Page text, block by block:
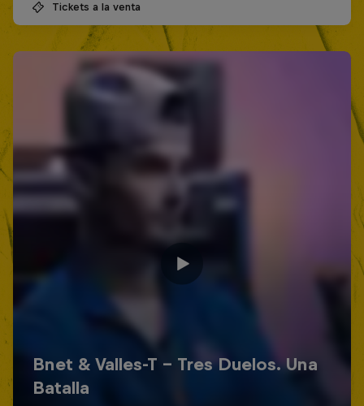
Tickets a la venta